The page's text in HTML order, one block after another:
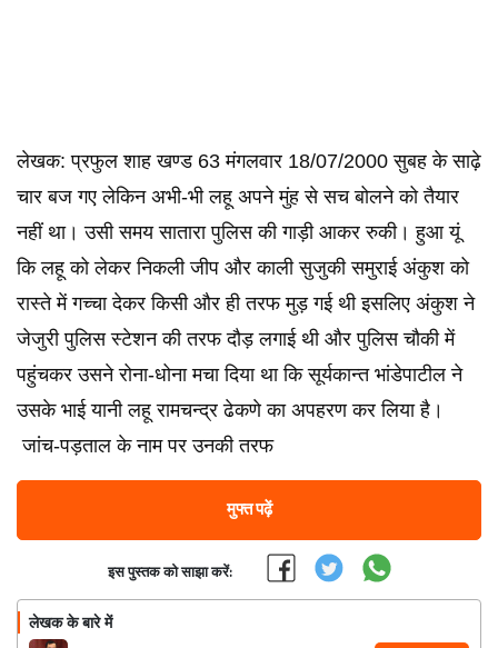
लेखक: प्रफुल शाह खण्ड 63 मंगलवार 18/07/2000 सुबह के साढ़े
चार बज गए लेकिन अभी-भी लहू अपने मुंह से सच बोलने को तैयार
नहीं था। उसी समय सातारा पुलिस की गाड़ी आकर रुकी। हुआ यूं
कि लहू को लेकर निकली जीप और काली सुजुकी समुराई अंकुश को
रास्ते में गच्चा देकर किसी और ही तरफ मुड़ गई थी इसलिए अंकुश ने
जेजुरी पुलिस स्टेशन की तरफ दौड़ लगाई थी और पुलिस चौकी में
पहुंचकर उसने रोना-धोना मचा दिया था कि सूर्यकान्त भांडेपाटील ने
उसके भाई यानी लहू रामचन्द्र ढेकणे का अपहरण कर लिया है।
जांच-पड़ताल के नाम पर उनकी तरफ
मुफ्त पढ़ें
इस पुस्तक को साझा करें:
लेखक के बारे में